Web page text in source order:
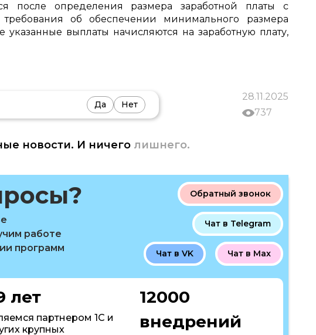
после определения размера заработной платы с
требования об обеспечении минимального размера
выплаты начисляются на заработную плату,
28.11.2025
737
Да Нет
новости. И ничего лишнего.
работе
программ
Обратный звонок
Чат в Telegram
Чат в Max
Чат в VK
лет
партнером 1С и
крупных
12000
внедрений